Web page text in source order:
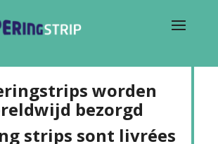
worden
bezorgd
strips sont livrées